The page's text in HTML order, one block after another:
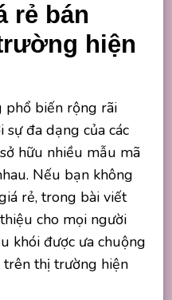
rẻ bán
hiện
phổ biến rộng rãi
đa dạng của các
hữu nhiều mẫu mã
Nếu bạn không
rẻ, trong bài viết
cho mọi người
khói được ưa chuộng
thị trường hiện